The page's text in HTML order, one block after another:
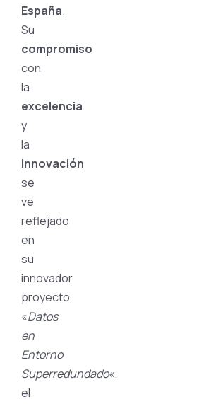
España.
Su
compromiso
con
la
excelencia
y
la
innovación
se
ve
reflejado
en
su
innovador
proyecto
«Datos
en
Entorno
Superredundado«,
el